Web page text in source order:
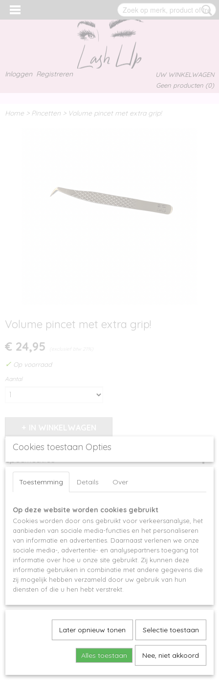
Inloggen Registreren
UW WINKELWAGEN
Geen producten (0)
Home > Pincetten > Volume pincet met extra grip!
Volume pincet met extra grip!
€ 24,95 (exclusief btw 21%)
✓ Op voorraad
Aantal
Specificaties
Omschrijving
Ook interessant
Cookies toestaan Opties
Toestemming Details Over
Op deze website worden cookies gebruikt
Cookies worden door ons gebruikt voor verkeersanalyse, het
aanbieden van sociale media-functies en het personaliseren
van informatie en advertenties. Daarnaast verlenen we onze
sociale media-, advertentie- en analysepartners toegang tot
informatie over hoe u onze site gebruikt. Zij kunnen deze
informatie gebruiken in combinatie met andere gegevens die
zij mogelijk hebben verzameld door uw gebruik van hun
diensten of die u hen hebt verstrekt.
Later opnieuw tonen Selectie toestaan
Alles toestaan Nee, niet akkoord